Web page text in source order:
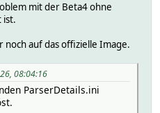
mit der Beta4 ohne
ist.
noch auf das offizielle Image.
08:04:16
ParserDetails.ini